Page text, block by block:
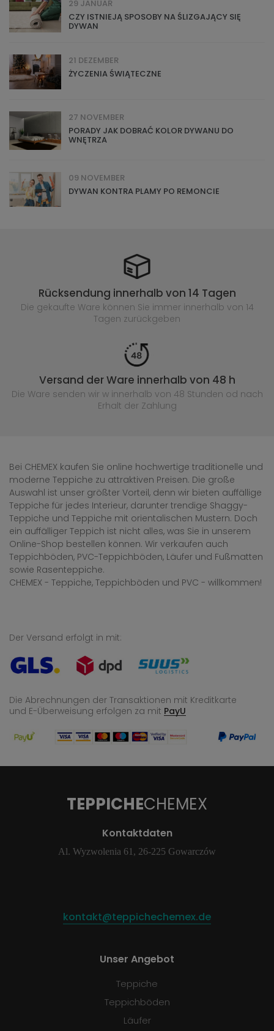
29 JANUAR
CZY ISTNIEJĄ SPOSOBY NA ŚLIZGAJĄCY SIĘ
DYWAN
21 DEZEMBER
ŻYCZENIA ŚWIĄTECZNE
27 NOVEMBER
PORADY JAK DOBRAĆ KOLOR DYWANU DO
WNĘTRZA
09 NOVEMBER
DYWAN KONTRA PLAMY PO REMONCIE
Rücksendung innerhalb von 14 Tagen
Die gekaufte Ware können Sie immer innerhalb von 14
Tagen zurückgeben
Versand der Ware innerhalb von 48 h
Die Ware senden wir w innerhalb von 48 Stunden od nach
Erhalt der Zahlung
Bei CHEMEX kaufen Sie online hochwertige traditionelle und
moderne Teppiche zu attraktiven Preisen. Die große
Auswahl ist unser größter Vorteil, denn wir bieten auffällige
Teppiche für jedes Interieur, darunter trendige Shaggy-
Teppiche und Teppiche mit orientalischen Mustern. Doch
ein auffälliger Teppich ist nicht alles, was Sie in unserem
Online-Shop bestellen können. Wir verkaufen auch
Teppichböden, PVC-Teppichböden, Läufer und Fußmatten
sowie Rasenteppiche.
CHEMEX - Teppiche, Teppichböden und PVC - willkommen!
Der Versand erfolgt in mit:
Die Abrechnungen der Transaktionen mit Kreditkarte
und E-Überweisung erfolgen za mit PayU
TEPPICHECHEMEX
Kontaktdaten
Al. Wyzwolenia 61, 26-225 Gowarczów
kontakt@teppichechemex.de
Unser Angebot
Teppiche
Teppichböden
Läufer